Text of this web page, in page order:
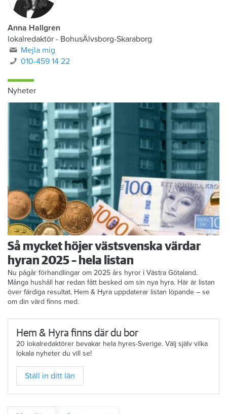
Anna Hallgren
lokalredaktör - BohusÄlvsborg-Skaraborg
Mejla mig
010-459 14 22
Nyheter
Så mycket höjer västsvenska värdar
hyran 2025 – hela listan
Nu pågår förhandlingar om 2025 års hyror i Västra Götaland.
Många hushåll har redan fått besked om sin nya hyra. Här är listan
över färdiga resultat. Hem & Hyra uppdaterar listan löpande – se
om din värd finns med.
Hem & Hyra finns där du bor
20 lokalredaktörer bevakar hela hyres-Sverige. Välj själv vilka
lokala nyheter du vill se!
Ställ in ditt län